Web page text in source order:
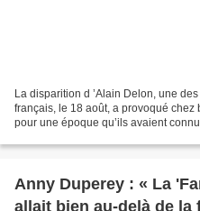
La disparition d ’Alain Delon, une
français, le 18 août, a provoqué
pour une époque qu’ils avaient
Anny Duperey : « La
allait bien au-delà de la